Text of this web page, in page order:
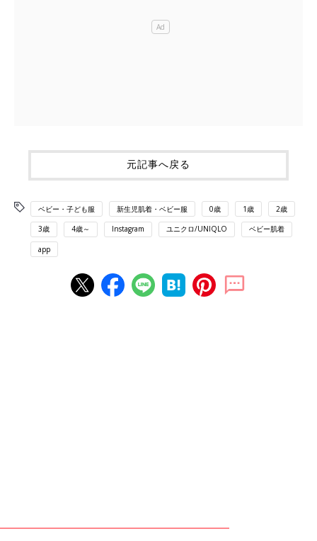
元記事へ戻る
ベビー・子ども服 新生児肌着・ベビー服 0歳 1歳 2歳
3歳 4歳～ Instagram ユニクロ/UNIQLO ベビー肌着
app